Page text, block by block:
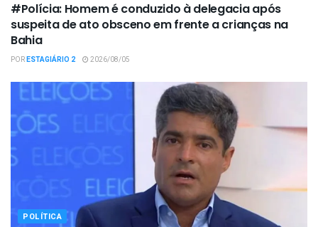
#Polícia: Homem é conduzido à delegacia após
suspeita de ato obsceno em frente a crianças na
Bahia
PORESTAGIÁRIO 2 2026/08/05
POLÍTICA